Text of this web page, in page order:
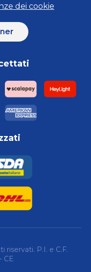
dei cookie
P.I. e C.F.
CE